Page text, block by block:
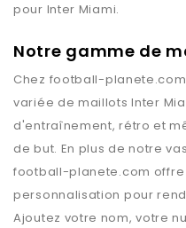
pour Inter Miami.
Notre gamme de
Chez football-planete.com
variée de maillotsInter
d'entraînement, rétro et
de but. En plus de notre
football-planete.com
personnalisation pour
Ajoutez votre nom, votre